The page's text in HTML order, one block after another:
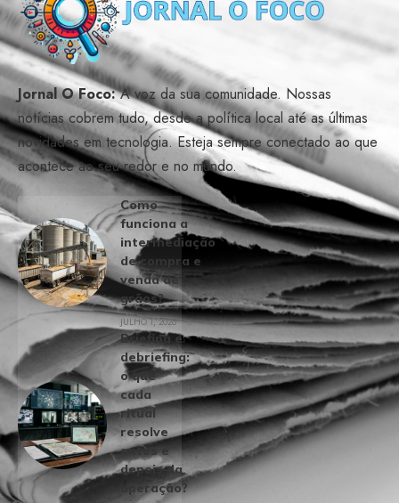
Jornal O Foco:A voz da sua comunidade. Nossas
notícias cobrem tudo, desde a política local até as últimas
novidades em tecnologia. Esteja sempre conectado ao que
acontece ao seu redor e no mundo.
Como
funciona a
intermediação
de compra e
venda de
grãos?
JULHO 1, 2026
Briefing e
debriefing:
o que
cada
ritual
resolve
antes e
depois da
operação?